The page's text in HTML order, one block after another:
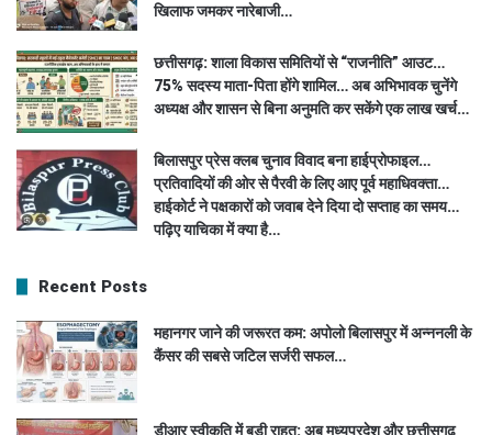
खिलाफ जमकर नारेबाजी…
छत्तीसगढ़: शाला विकास समितियों से “राजनीति” आउट…
75% सदस्य माता-पिता होंगे शामिल… अब अभिभावक चुनेंगे
अध्यक्ष और शासन से बिना अनुमति कर सकेंगे एक लाख खर्च…
बिलासपुर प्रेस क्लब चुनाव विवाद बना हाईप्रोफाइल…
प्रतिवादियों की ओर से पैरवी के लिए आए पूर्व महाधिवक्ता…
हाईकोर्ट ने पक्षकारों को जवाब देने दिया दो सप्ताह का समय…
पढ़िए याचिका में क्या है…
Recent Posts
महानगर जाने की जरूरत कम: अपोलो बिलासपुर में अन्ननली के
कैंसर की सबसे जटिल सर्जरी सफल…
डीआर स्वीकृति में बड़ी राहत: अब मध्यप्रदेश और छत्तीसगढ़